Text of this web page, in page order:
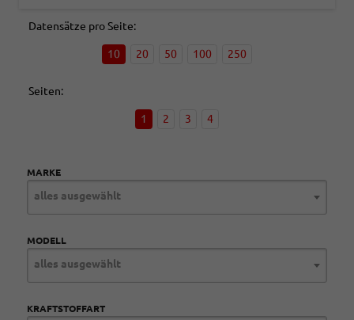
Datensätze pro Seite:
10 20 50 100 250
Seiten:
1 2 3 4
MARKE
alles ausgewählt
MODELL
alles ausgewählt
KRAFTSTOFFART